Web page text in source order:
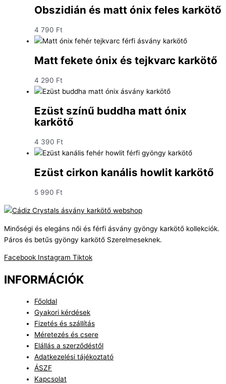
Obszidián és matt ónix feles karkötő
4 790 Ft
Matt fekete ónix és tejkvarc karkötő
4 290 Ft
Ezüst színű buddha matt ónix
karkötő
4 390 Ft
Ezüst cirkon kanális howlit karkötő
5 990 Ft
Minőségi és elegáns női és férfi ásvány gyöngy karkötő kollekciók.
Páros és betűs gyöngy karkötő Szerelmeseknek.
Facebook Instagram Tiktok
INFORMÁCIÓK
Főoldal
Gyakori kérdések
Fizetés és szállítás
Méretezés és csere
Elállás a szerződéstől
Adatkezelési tájékoztató
ÁSZF
Kapcsolat